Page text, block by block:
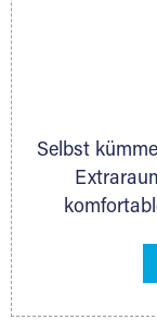
Selbst
gehören z.
Ihr Lagergut